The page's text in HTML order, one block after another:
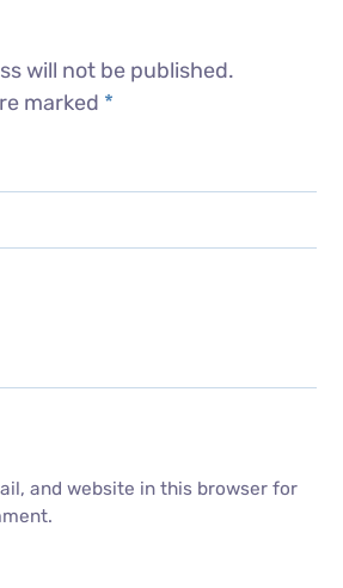
will not be published.
marked *
and website in this browser for